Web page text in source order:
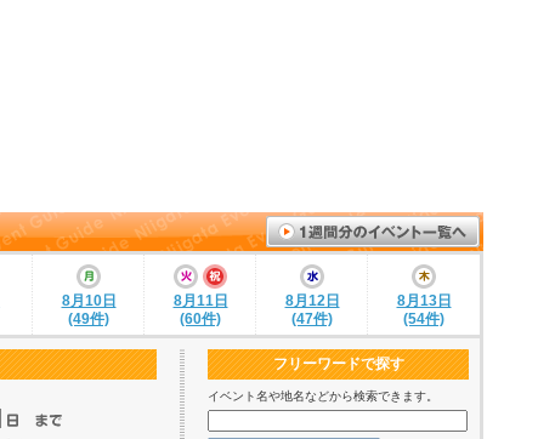
8月10日
(49件)
8月11日
(60件)
8月12日
(47件)
8月13日
(54件)
フリーワードで探す
イベント名や地名などから検索できます。